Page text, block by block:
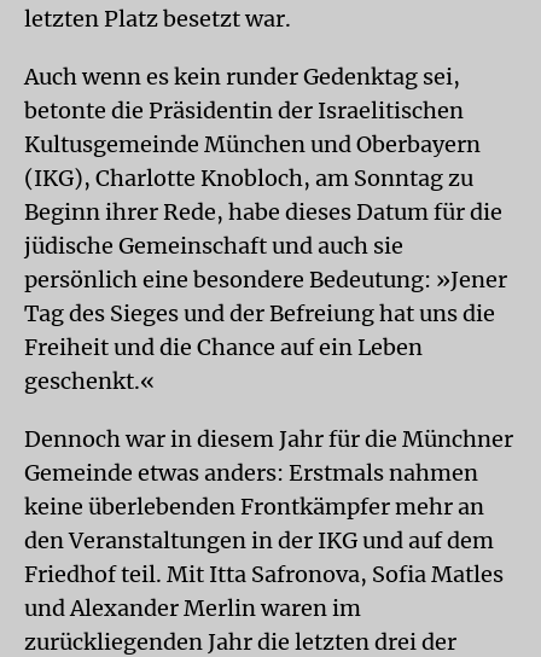
letzten Platz besetzt war.
Auch wenn es kein runder Gedenktag sei,
betonte die Präsidentin der Israelitischen
Kultusgemeinde München und Oberbayern
(IKG), Charlotte Knobloch, am Sonntag zu
Beginn ihrer Rede, habe dieses Datum für die
jüdische Gemeinschaft und auch sie
persönlich eine besondere Bedeutung: »Jener
Tag des Sieges und der Befreiung hat uns die
Freiheit und die Chance auf ein Leben
geschenkt.«
Dennoch war in diesem Jahr für die Münchner
Gemeinde etwas anders: Erstmals nahmen
keine überlebenden Frontkämpfer mehr an
den Veranstaltungen in der IKG und auf dem
Friedhof teil. Mit Itta Safronova, Sofia Matles
und Alexander Merlin waren im
zurückliegenden Jahr die letzten drei der